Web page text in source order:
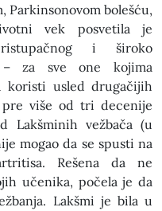
Parkinsonovom bolešću,
vek posvetila je
i široko
– za sve one kojima
koristi usled drugačijih
pre više od tri decenije
Lakšminih vežbača (u
mogao da se spusti na
Rešena da ne
učenika, počela je da
Lakšmi je bila u